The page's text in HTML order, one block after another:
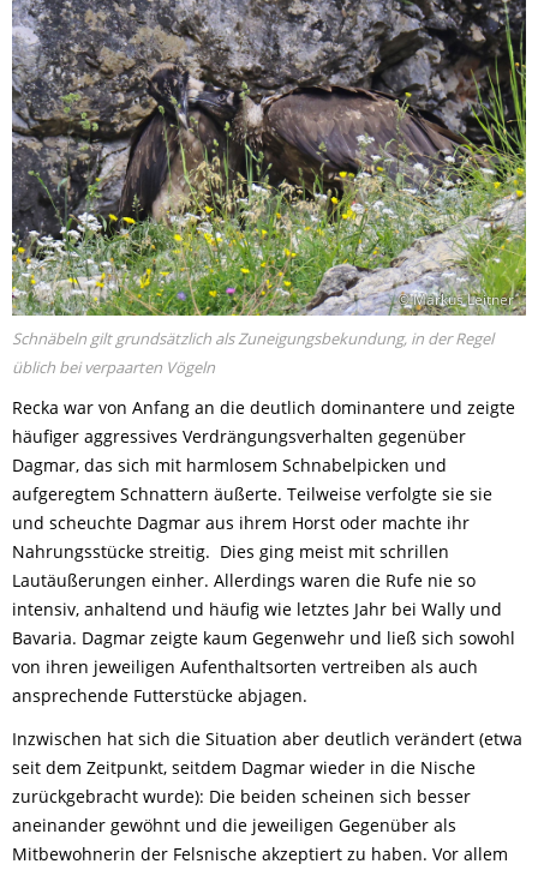
© Markus Leitner
Schnäbeln gilt grundsätzlich als Zuneigungsbekundung, in der Regel
üblich bei verpaarten Vögeln
Recka war von Anfang an die deutlich dominantere und zeigte
häufiger aggressives Verdrängungsverhalten gegenüber
Dagmar, das sich mit harmlosem Schnabelpicken und
aufgeregtem Schnattern äußerte. Teilweise verfolgte sie sie
und scheuchte Dagmar aus ihrem Horst oder machte ihr
Nahrungsstücke streitig. Dies ging meist mit schrillen
Lautäußerungen einher. Allerdings waren die Rufe nie so
intensiv, anhaltend und häufig wie letztes Jahr bei Wally und
Bavaria. Dagmar zeigte kaum Gegenwehr und ließ sich sowohl
von ihren jeweiligen Aufenthaltsorten vertreiben als auch
ansprechende Futterstücke abjagen.
Inzwischen hat sich die Situation aber deutlich verändert (etwa
seit dem Zeitpunkt, seitdem Dagmar wieder in die Nische
zurückgebracht wurde): Die beiden scheinen sich besser
aneinander gewöhnt und die jeweiligen Gegenüber als
Mitbewohnerin der Felsnische akzeptiert zu haben. Vor allem